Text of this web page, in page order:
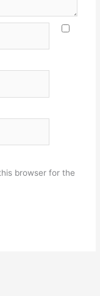
browser for the